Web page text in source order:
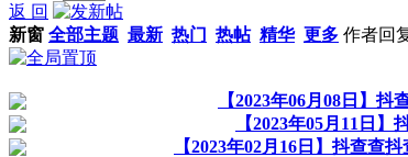
返 回
新窗 全部主题 最新 热门 热帖 精华 更多 作者回
【2023年06月08日】
【2023年05月11日
【2023年02月16日】抖查查